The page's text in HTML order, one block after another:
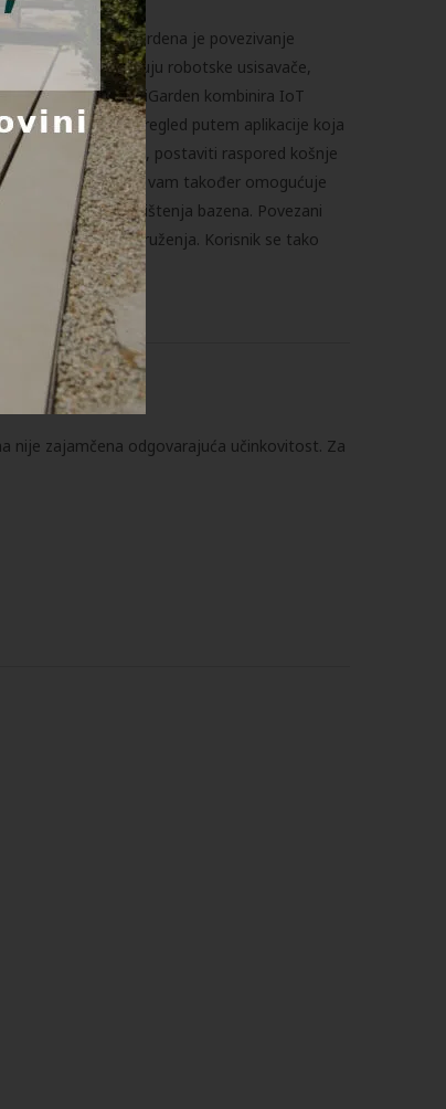
Osnovna ideja iGardena je povezivanje
proizvodi uključuju robotske usisavače,
Sveukupno, iGarden kombinira IoT
ima kontrolu i pregled putem aplikacije koja
robotskog čistača, postaviti raspored košnje
uređaja. Aplikacija vam također omogućuje
ili intenzitetu korištenja bazena. Povezani
vanjskog okruženja. Korisnik se tako
nije zajamčena odgovarajuća učinkovitost. Za